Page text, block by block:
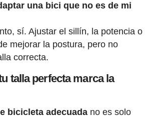
una bici que no es de mi
sí. Ajustar el sillín, la potencia o
mejorar la postura, pero no
correcta.
talla perfecta marca la
bicicleta adecuadano es solo